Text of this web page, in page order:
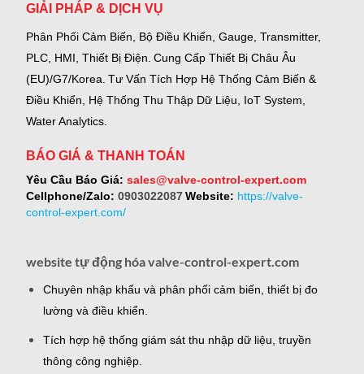
GIẢI PHÁP & DỊCH VỤ
Phân Phối Cảm Biến, Bộ Điều Khiển, Gauge, Transmitter,
PLC, HMI, Thiết Bị Điện. Cung Cấp Thiết Bị Châu Âu
(EU)/G7/Korea. Tư Vấn Tích Hợp Hệ Thống Cảm Biến &
Điều Khiển, Hệ Thống Thu Thập Dữ Liệu, IoT System,
Water Analytics.
BÁO GIÁ & THANH TOÁN
Yêu Cầu Báo Giá: sales@valve-control-expert.com
Cellphone/Zalo: 0903022087 Website: https://valve-
control-expert.com/
website tự động hóa valve-control-expert.com
Chuyên nhập khẩu và phân phối cảm biến, thiết bị đo
lường và điều khiển.
Tích hợp hệ thống giám sát thu nhập dữ liệu, truyền
thông công nghiệp.